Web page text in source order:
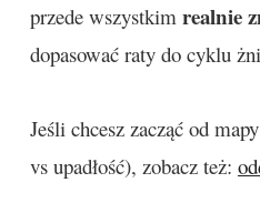
przede wszystkim realnie
dopasować raty do cyklu
Jeśli chcesz zacząć od
vs upadłość), zobacz też: